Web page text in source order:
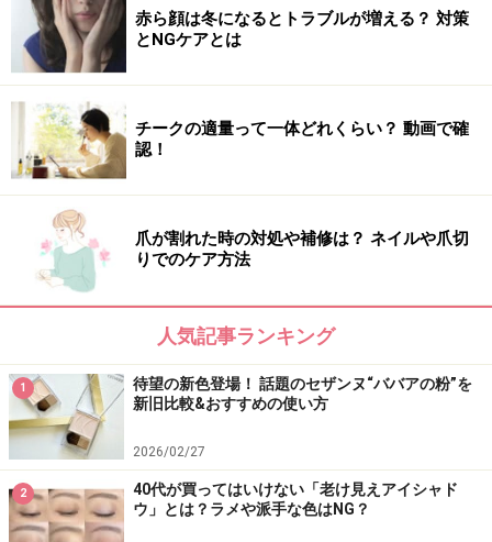
赤ら顔は冬になるとトラブルが増える？ 対策
とNGケアとは
チークの適量って一体どれくらい？ 動画で確
認！
爪が割れた時の対処や補修は？ ネイルや爪切
りでのケア方法
人気記事ランキング
1
待望の新色登場！ 話題のセザンヌ“ババアの粉”を
新旧比較&おすすめの使い方
2026/02/27
2
40代が買ってはいけない「老け見えアイシャド
ウ」とは？ラメや派手な色はNG？